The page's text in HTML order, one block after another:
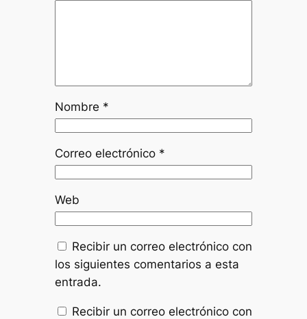
Nombre *
Correo electrónico *
Web
Recibir un correo electrónico con
los siguientes comentarios a esta
entrada.
Recibir un correo electrónico con